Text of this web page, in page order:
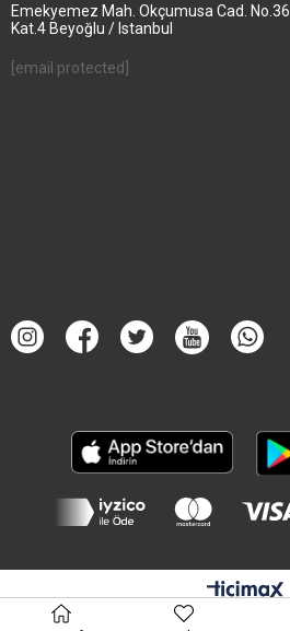
Emekyemez Mah. Okçumusa Cad. No.36
Kat.4 Beyoğlu / Istanbul
[email protected]